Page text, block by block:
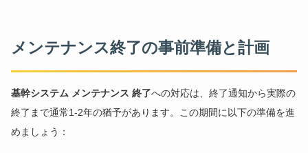
メンテナンス終了の事前準備と計画
基幹システム メンテナンス 終了への対応は、終了通知から実際の
終了まで通常1-2年の猶予があります。この期間に以下の準備を進
めましょう：